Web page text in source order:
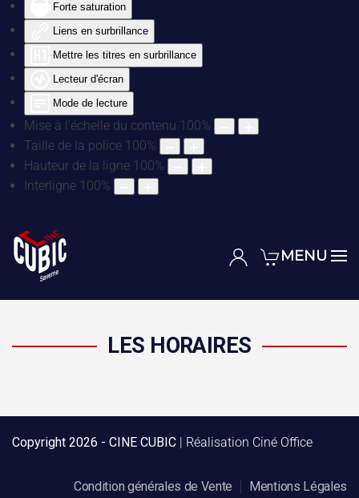
Forte saturation
Liens en surbrillance
Mettre les titres en surbrillance
Lecteur d'écran
Mode de lecture
Mise à l'échelle du contenu 100%
Taille de la police 100%
Hauteur de la ligne 100%
Interligne 100%
MENU
LES HORAIRES
Copyright 2026 - CINE CUBIC | Réalisation Ciné Office
Condition générales de Vente Mentions Légales